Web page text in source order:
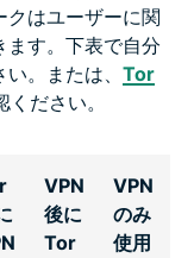
クはユーザーに関
ます。下表で自分
。または、 Tor
ください。
VPN
後に
Tor
VPN
のみ
使用